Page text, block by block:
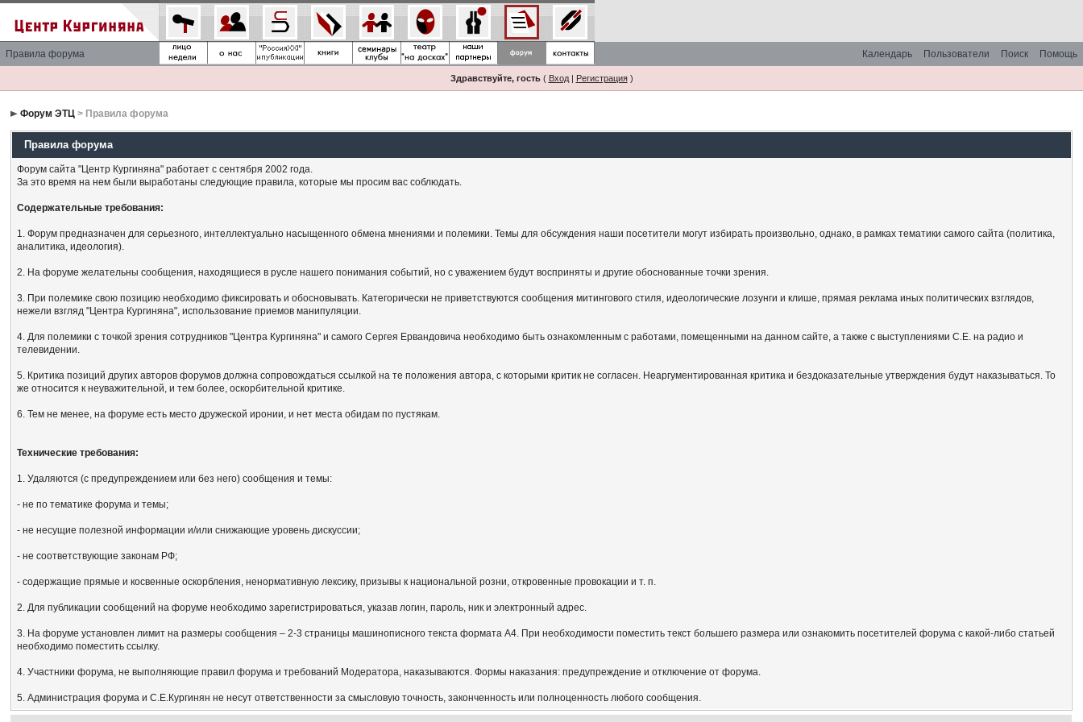
Правила форума Помощь
Поиск
Пользователи
Календарь
Здравствуйте, гость( Вход| Регистрация)
Форум ЭТЦ > Правила форума
Правила форума
Форум сайта "Центр Кургиняна" работает с сентября 2002 года.
За это время на нем были выработаны следующие правила, которые мы просим вас соблюдать.
Содержательные требования:
1. Форум предназначен для серьезного, интеллектуально насыщенного обмена мнениями и полемики. Темы для обсуждения наши посетители могут избирать произвольно, однако, в рамках тематики самого сайта (политика,
аналитика, идеология).
2. На форуме желательны сообщения, находящиеся в русле нашего понимания событий, но с уважением будут восприняты и другие обоснованные точки зрения.
3. При полемике свою позицию необходимо фиксировать и обосновывать. Категорически не приветствуются сообщения митингового стиля, идеологические лозунги и клише, прямая реклама иных политических взглядов,
нежели взгляд "Центра Кургиняна", использование приемов манипуляции.
4. Для полемики с точкой зрения сотрудников "Центра Кургиняна" и самого Сергея Ервандовича необходимо быть ознакомленным с работами, помещенными на данном сайте, а также с выступлениями С.Е. на радио и
телевидении.
5. Критика позиций других авторов форумов должна сопровождаться ссылкой на те положения автора, с которыми критик не согласен. Неаргументированная критика и бездоказательные утверждения будут наказываться. То
же относится к неуважительной, и тем более, оскорбительной критике.
6. Тем не менее, на форуме есть место дружеской иронии, и нет места обидам по пустякам.
Технические требования:
1. Удаляются (с предупреждением или без него) сообщения и темы:
- не по тематике форума и темы;
- не несущие полезной информации и/или снижающие уровень дискуссии;
- не соответствующие законам РФ;
- содержащие прямые и косвенные оскорбления, ненормативную лексику, призывы к национальной розни, откровенные провокации и т. п.
2. Для публикации сообщений на форуме необходимо зарегистрироваться, указав логин, пароль, ник и электронный адрес.
3. На форуме установлен лимит на размеры сообщения – 2-3 страницы машинописного текста формата А4. При необходимости поместить текст большего размера или ознакомить посетителей форума с какой-либо статьей
необходимо поместить ссылку.
4. Участники форума, не выполняющие правил форума и требований Модератора, наказываются. Формы наказания: предупреждение и отключение от форума.
5. Администрация форума и С.Е.Кургинян не несут ответственности за смысловую точность, законченность или полноценность любого сообщения.